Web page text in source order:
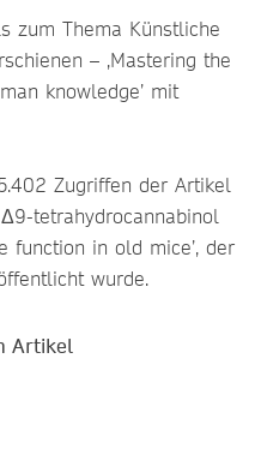
zum Thema Künstliche
– ‚Mastering the
knowledge’ mit
Zugriffen der Artikel
tetrahydrocannabinol
function in old mice’, der
wurde.
Artikel